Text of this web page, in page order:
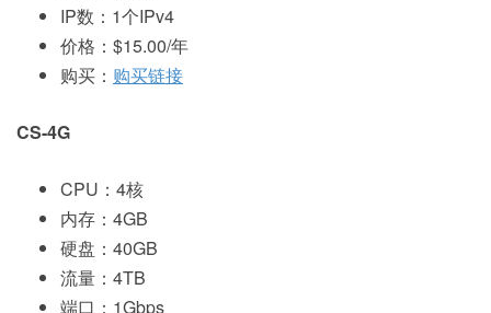
IP数：1个IPv4
价格：$15.00/年
购买： 购买链接
CS-4G
CPU：4核
内存：4GB
硬盘：40GB
流量：4TB
端口：1Gbps